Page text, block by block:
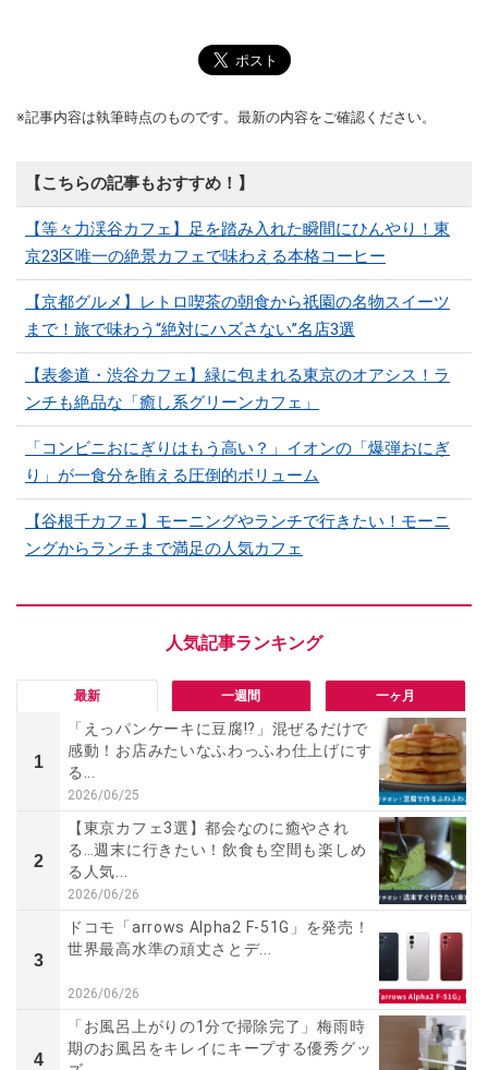
※記事内容は執筆時点のものです。最新の内容をご確認ください。
【こちらの記事もおすすめ！】
【等々力渓谷カフェ】足を踏み入れた瞬間にひんやり！東
京23区唯一の絶景カフェで味わえる本格コーヒー
【京都グルメ】レトロ喫茶の朝食から祇園の名物スイーツ
まで！旅で味わう“絶対にハズさない”名店3選
【表参道・渋谷カフェ】緑に包まれる東京のオアシス！ラ
ンチも絶品な「癒し系グリーンカフェ」
「コンビニおにぎりはもう高い？」イオンの「爆弾おにぎ
り」が一食分を賄える圧倒的ボリューム
【谷根千カフェ】モーニングやランチで行きたい！モーニ
ングからランチまで満足の人気カフェ
最新 一週間 一ヶ月
1
「えっパンケーキに豆腐!?」混ぜるだけで
感動！お店みたいなふわっふわ仕上げにす
る...
2026/06/25
2
【東京カフェ3選】都会なのに癒やされ
る…週末に行きたい！飲食も空間も楽しめ
る人気...
2026/06/26
3
ドコモ「arrows Alpha2 F-51G」を発売！
世界最高水準の頑丈さとデ...
2026/06/26
4
「お風呂上がりの1分で掃除完了」梅雨時
期のお風呂をキレイにキープする優秀グッ